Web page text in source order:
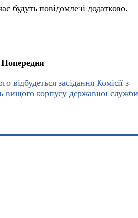
будуть повідомлені додатково.
Попередня
відбудеться засідання Комісії з
вищого корпусу державної служби